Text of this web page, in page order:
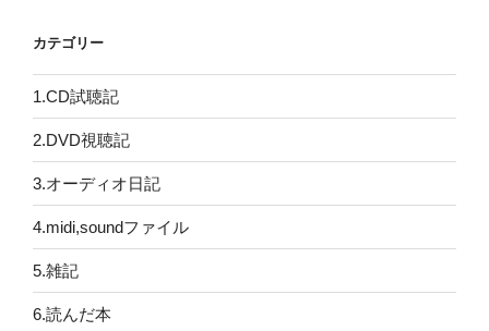
カテゴリー
1.CD試聴記
2.DVD視聴記
3.オーディオ日記
4.midi,soundファイル
5.雑記
6.読んだ本